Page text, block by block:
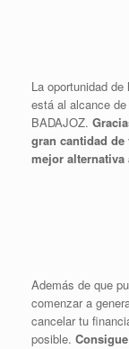
La oportunidad
está al alcance
BADAJOZ.
gran cantidad de
mejor
Además de que
comenzar a
cancelar tu
posible.